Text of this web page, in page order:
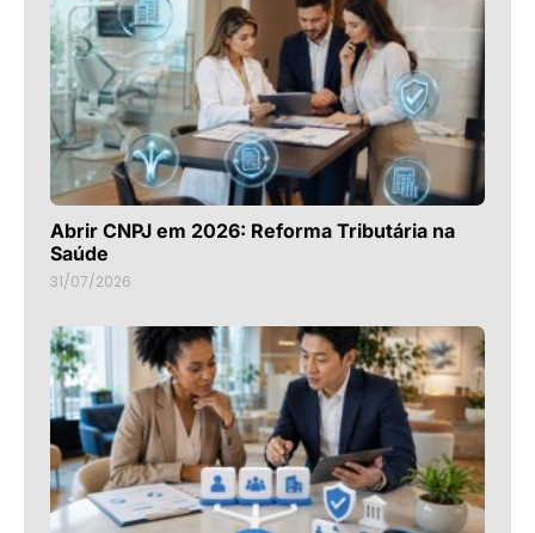
Abrir CNPJ em 2026: Reforma Tributária na
Saúde
31/07/2026